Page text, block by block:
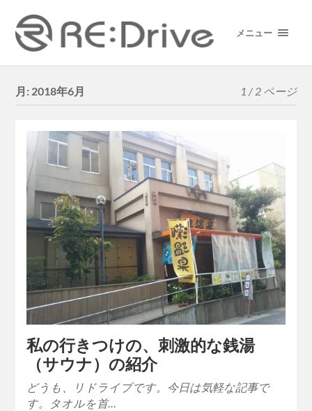
メニュー
月: 2018年6月 1 / 2 ページ
私の行きつけの、刺激的な銭湯
（サウナ）の紹介
どうも、リドライブです。今日は気軽な記事で
す。タオルを首…